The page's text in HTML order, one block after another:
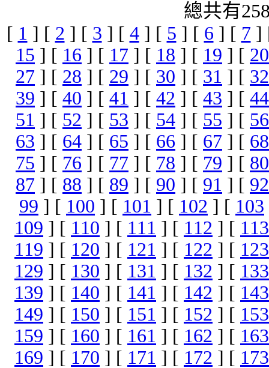
總共有
[ 1 ] [ 2 ] [ 3 ] [ 4] [ 5 ] [ 6 ] [ 7 ]
15 ] [ 16 ] [ 17 ] [ 18 ] [ 19 ] [ 20
27 ] [ 28 ] [ 29 ] [ 30 ] [ 31 ] [ 32
39 ] [ 40 ] [ 41 ] [ 42 ] [ 43 ] [ 44
51 ] [ 52 ] [ 53 ] [ 54 ] [ 55 ] [ 56
63 ] [ 64 ] [ 65 ] [ 66 ] [ 67 ] [ 68
75 ] [ 76 ] [ 77 ] [ 78 ] [ 79 ] [ 80
87 ] [ 88 ] [ 89 ] [ 90 ] [ 91 ] [ 92
99 ] [ 100 ] [ 101 ] [ 102 ] [ 103
109 ] [ 110 ] [ 111 ] [ 112 ] [ 113
119 ] [ 120 ] [ 121 ] [ 122 ] [ 123
129 ] [ 130 ] [ 131 ] [ 132 ] [ 133
139 ] [ 140 ] [ 141 ] [ 142 ] [ 143
149 ] [ 150 ] [ 151 ] [ 152 ] [ 153
159 ] [ 160 ] [ 161 ] [ 162 ] [ 163
169 ] [ 170 ] [ 171 ] [ 172 ] [ 173